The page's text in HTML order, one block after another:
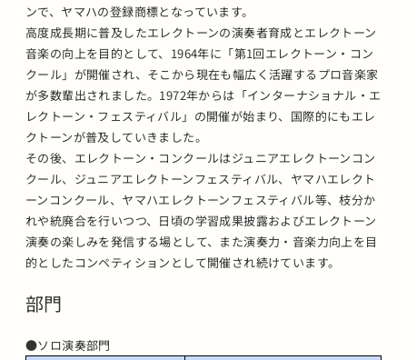
ンで、ヤマハの登録商標となっています。
高度成長期に普及したエレクトーンの演奏者育成とエレクトーン
音楽の向上を目的として、1964年に「第1回エレクトーン・コン
クール」が開催され、そこから現在も幅広く活躍するプロ音楽家
が多数輩出されました。1972年からは「インターナショナル・エ
レクトーン・フェスティバル」の開催が始まり、国際的にもエレ
クトーンが普及していきました。
その後、エレクトーン・コンクールはジュニアエレクトーンコン
クール、ジュニアエレクトーンフェスティバル、ヤマハエレクト
ーンコンクール、ヤマハエレクトーンフェスティバル等、枝分か
れや統廃合を行いつつ、日頃の学習成果披露およびエレクトーン
演奏の楽しみを発信する場として、また演奏力・音楽力向上を目
的としたコンペティションとして開催され続けています。
部門
●ソロ演奏部門